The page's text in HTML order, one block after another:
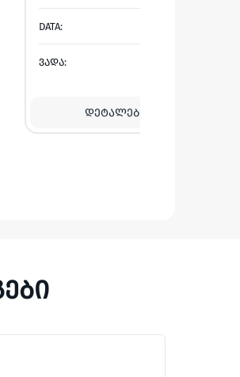
DATA:
ᲕᲐᲓᲐ:
ᲓᲔᲢᲐᲚᲔᲑᲘᲡ ᲜᲐᲮᲕᲐ